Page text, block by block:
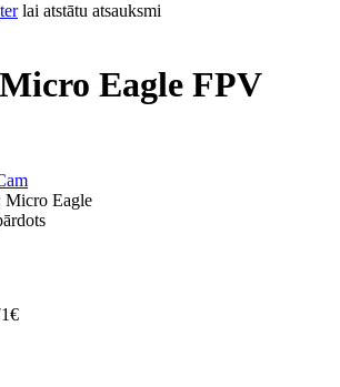
lai atstātu atsauksmi
Eagle FPV
Micro Eagle